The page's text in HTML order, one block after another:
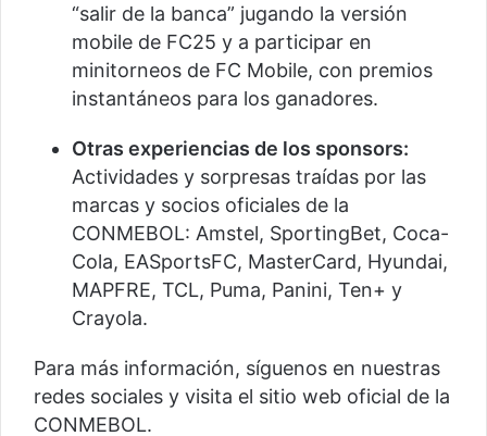
“salir de la banca” jugando la versión
mobile de FC25 y a participar en
minitorneos de FC Mobile, con premios
instantáneos para los ganadores.
Otras experiencias de los sponsors:
Actividades y sorpresas traídas por las
marcas y socios oficiales de la
CONMEBOL: Amstel, SportingBet, Coca-
Cola, EASportsFC, MasterCard, Hyundai,
MAPFRE, TCL, Puma, Panini, Ten+ y
Crayola.
Para más información, síguenos en nuestras
redes sociales y visita el sitio web oficial de la
CONMEBOL.